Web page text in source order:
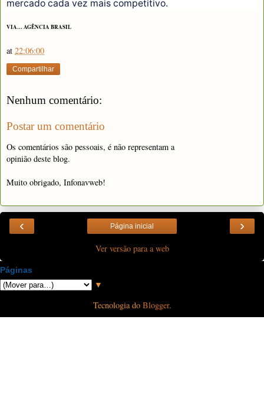
mercado cada vez mais competitivo.
VIA… AGÊNCIA BRASIL
at 22:06:00
Compartilhar
Nenhum comentário:
Postar um comentário
Os comentários são pessoais, é não representam a
opinião deste blog.
Muito obrigado, Infonavweb!
‹ ›
Página inicial
Ver versão para a web
Páginas
▼
Tecnologia do Blogger.